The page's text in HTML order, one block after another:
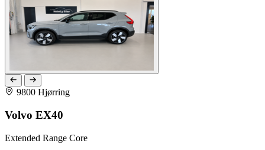
9800 Hjørring
Volvo EX40
Extended Range Core